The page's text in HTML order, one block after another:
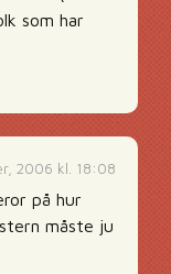
som har
2006 kl. 18:08
på hur
måste ju